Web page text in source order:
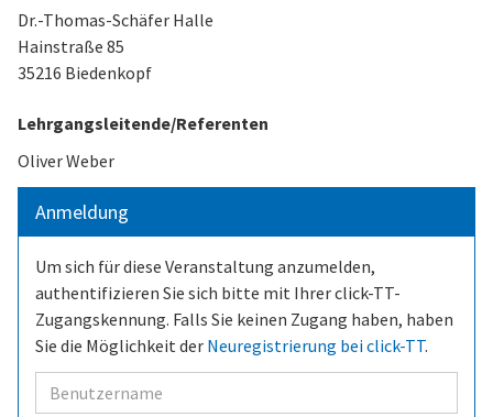
Dr.-Thomas-Schäfer Halle
Hainstraße 85
35216 Biedenkopf
Lehrgangsleitende/Referenten
Oliver Weber
Anmeldung
Um sich für diese Veranstaltung anzumelden,
authentifizieren Sie sich bitte mit Ihrer click-TT-
Zugangskennung. Falls Sie keinen Zugang haben, haben
Sie die Möglichkeit der Neuregistrierung bei click-TT.
Benutzer